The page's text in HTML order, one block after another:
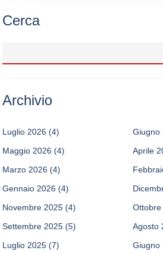
Cerca
Archivio
Luglio 2026 (4) Giugno
Maggio 2026 (4) Aprile
Marzo 2026 (4)
Gennaio 2026 (4)
Novembre 2025 (4)
Settembre 2025 (5) Agosto
Luglio 2025 (7) Giugno